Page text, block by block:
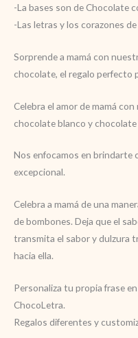
-La bases son de Chocolate
-Las letras y los corazones
Sorprende a mamá con
chocolate, el regalo perfecto
Celebra el amor de mamá
chocolate blanco y chocolate
Nos enfocamos en brindarte
excepcional.
Celebra a mamá de una
de bombones. Deja que el
transmita el sabor y dulzura
hacia ella.
Personaliza tu propia frase
ChocoLetra.
Regalos diferentes y